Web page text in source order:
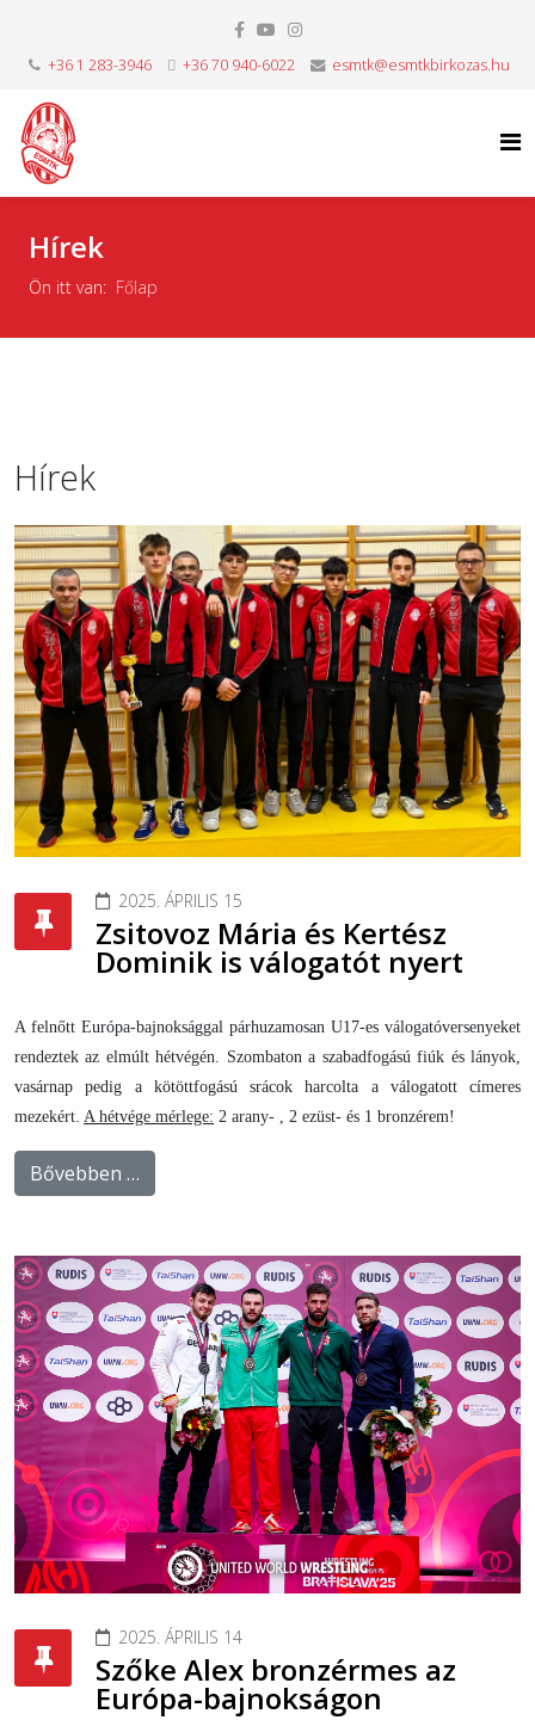
+36 1 283-3946 +36 70 940-6022 esmtk@esmtkbirkozas.hu
Hírek
Ön itt van: Főlap
Hírek
2025. ÁPRILIS 15
Zsitovoz Mária és Kertész
Dominik is válogatót nyert
A felnőtt Európa-bajnoksággal párhuzamosan U17-es válogatóversenyeket
rendeztek az elmúlt hétvégén. Szombaton a szabadfogású fiúk és lányok,
vasárnap pedig a kötöttfogású srácok harcolta a válogatott címeres
mezekért. A hétvége mérlege: 2 arany- , 2 ezüst- és 1 bronzérem!
Bővebben …
2025. ÁPRILIS 14
Szőke Alex bronzérmes az
Európa-bajnokságon